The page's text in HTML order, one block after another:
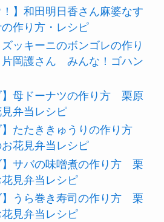
！】和田明日香さん麻婆なす
作り方・レシピ
ズッキーニのボンゴレの作り
岡護さん みんな！ゴハン
】母ドーナツの作り方 栗原
弁当レシピ
】たたききゅうりの作り方
花見弁当レシピ
】サバの味噌煮の作り方 栗
見弁当レシピ
】うら巻き寿司の作り方 栗
見弁当レシピ